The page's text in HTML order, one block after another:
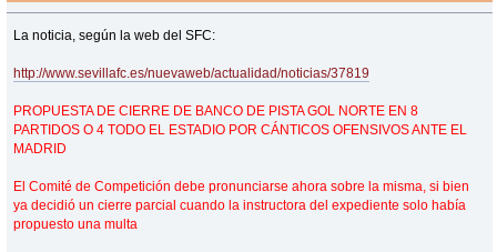
La noticia, según la web del SFC:
http://www.sevillafc.es/nuevaweb/actualidad/noticias/37819
PROPUESTA DE CIERRE DE BANCO DE PISTA GOL NORTE EN 8
PARTIDOS O 4 TODO EL ESTADIO POR CÁNTICOS OFENSIVOS ANTE EL
MADRID
El Comité de Competición debe pronunciarse ahora sobre la misma, si bien
ya decidió un cierre parcial cuando la instructora del expediente solo había
propuesto una multa